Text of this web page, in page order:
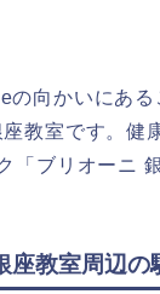
向かいにある
教室です。健
「ブリオーニ
座教室周辺の